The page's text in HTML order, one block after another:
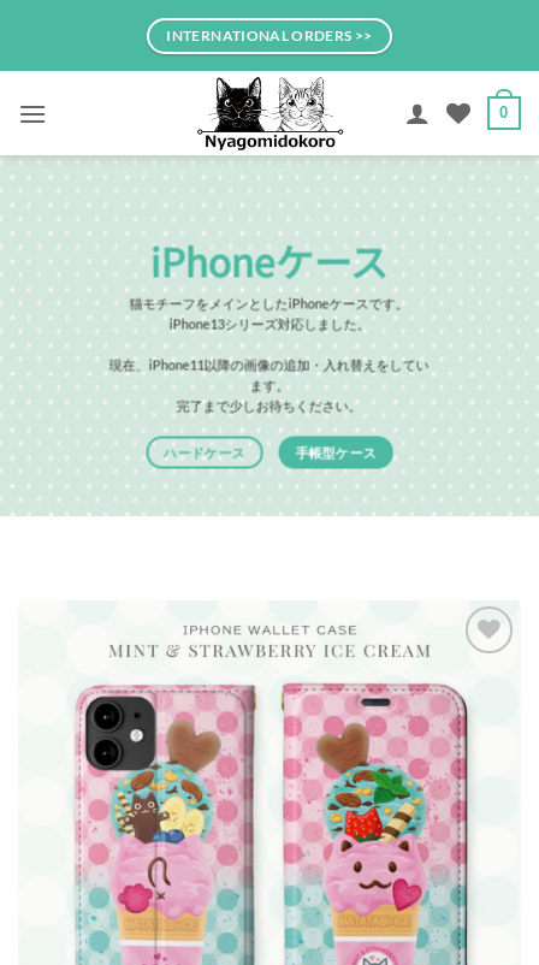
content
INTERNATIONAL ORDERS >>
0
iPhoneケース
猫モチーフをメインとしたiPhoneケースです。
iPhone13シリーズ対応しました。
現在、iPhone11以降の画像の追加・入れ替えをしてい
ます。
完了まで少しお待ちください。
ハードケース 手帳型ケース
wishlist